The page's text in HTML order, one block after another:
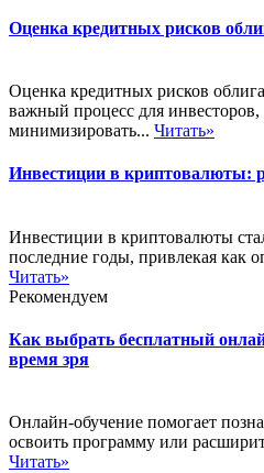
Оценка кредитных рисков
Оценка кредитных рисков
важный процесс для
минимизировать... Читать»
Инвестиции в криптовалюты:
Инвестиции в криптовалюты
последние годы, привлекая как
Читать»
Рекомендуем
Как выбрать бесплатный
время зря
Онлайн-обучение помогает
освоить программу или
Читать»